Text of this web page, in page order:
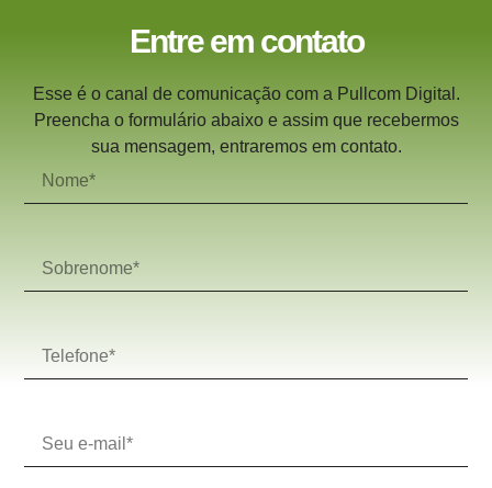
Entre em contato
Esse é o canal de comunicação com a Pullcom Digital.
Preencha o formulário abaixo e assim que recebermos
sua mensagem, entraremos em contato.